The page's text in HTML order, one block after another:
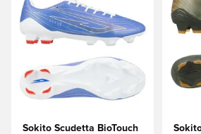
Sokito Scudetta BioTouch